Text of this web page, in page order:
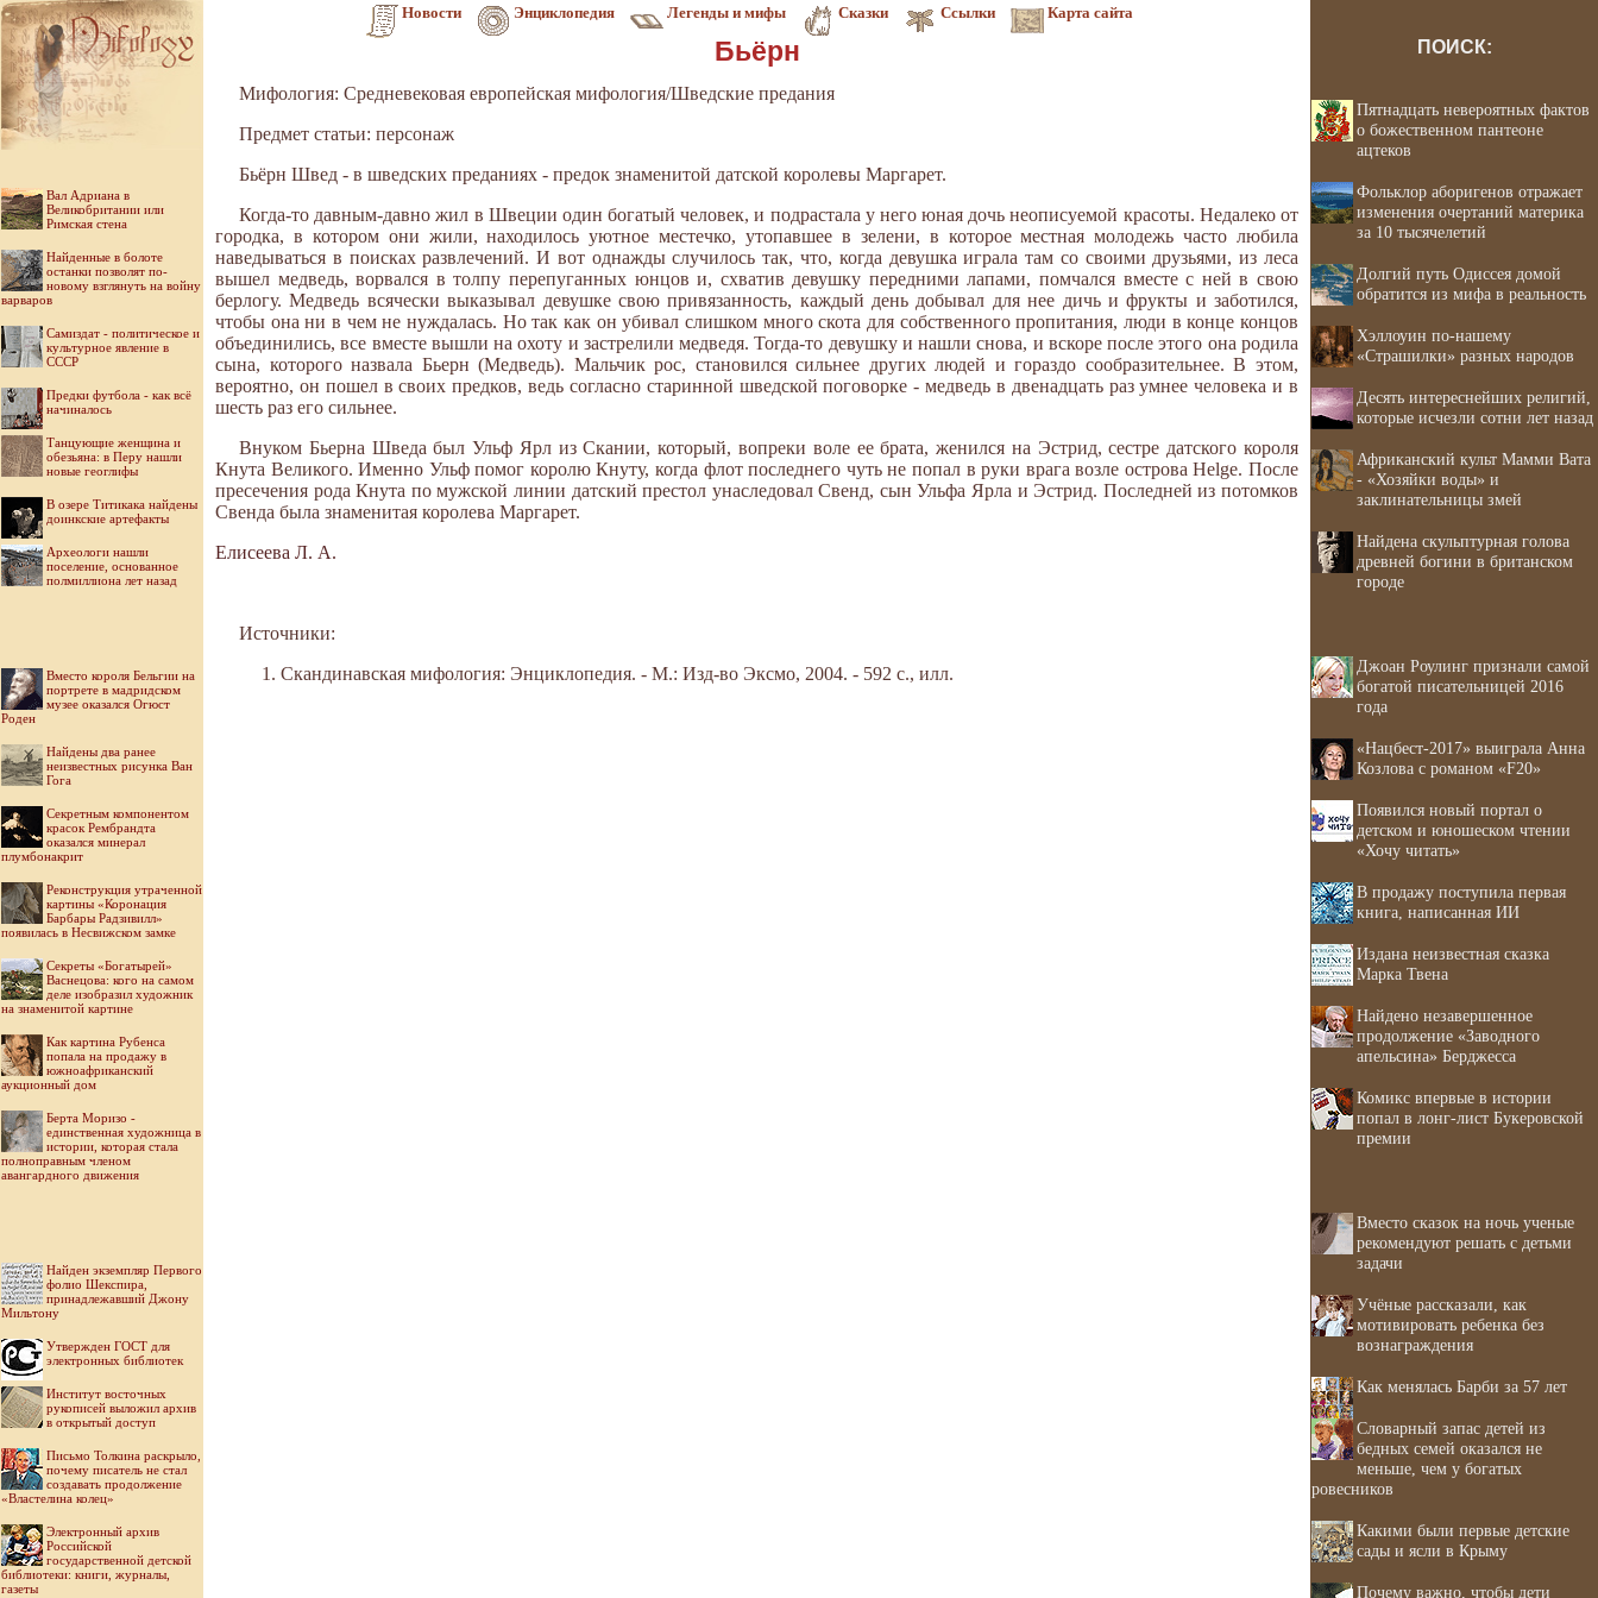
Новости Энциклопедия Легенды и мифы Сказки Ссылки Карта сайта
Вал Адриана в
Великобритании или
Римская стена
Найденные в болоте
останки позволят по-
новому взглянуть на войну
варваров
Самиздат - политическое и
культурное явление в
СССР
Предки футбола - как всё
начиналось
Танцующие женщина и
обезьяна: в Перу нашли
новые геоглифы
В озере Титикака найдены
доинкские артефакты
Археологи нашли
поселение, основанное
полмиллиона лет назад
Вместо короля Бельгии на
портрете в мадридском
музее оказался Огюст
Роден
Найдены два ранее
неизвестных рисунка Ван
Гога
Секретным компонентом
красок Рембрандта
оказался минерал
плумбонакрит
Реконструкция утраченной
картины «Коронация
Барбары Радзивилл»
появилась в Несвижском замке
Секреты «Богатырей»
Васнецова: кого на самом
деле изобразил художник
на знаменитой картине
Как картина Рубенса
попала на продажу в
южноафриканский
аукционный дом
Берта Моризо -
единственная художница в
истории, которая стала
полноправным членом
авангардного движения
Найден экземпляр Первого
фолио Шекспира,
принадлежавший Джону
Мильтону
Утвержден ГОСТ для
электронных библиотек
Институт восточных
рукописей выложил архив
в открытый доступ
Письмо Толкина раскрыло,
почему писатель не стал
создавать продолжение
«Властелина колец»
Электронный архив
Российской
государственной детской
библиотеки: книги, журналы,
газеты
Бьёрн
Мифология: Средневековая европейская мифология/Шведские предания
Предмет статьи: персонаж
Бьёрн Швед - в шведских преданиях - предок знаменитой датской королевы Маргарет.
Когда-то давным-давно жил в Швеции один богатый че­ловек, и подрастала у него юная дочь неописуемой красоты. Недалеко от
городка, в котором они жили, находилось уют­ное местечко, утопавшее в зелени, в которое местная моло­дежь часто любила
наведываться в поисках развлечений. И вот однажды случилось так, что, когда девушка играла там со своими друзьями, из леса
вышел медведь, ворвался в тол­пу перепуганных юнцов и, схватив девушку передними ла­пами, помчался вместе с ней в свою
берлогу. Медведь вся­чески выказывал девушке свою привязанность, каждый день добывал для нее дичь и фрукты и заботился,
чтобы она ни в чем не нуждалась. Но так как он убивал слишком много ско­та для собственного пропитания, люди в конце концов
объе­динились, все вместе вышли на охоту и застрелили медве­дя. Тогда-то девушку и нашли снова, и вскоре после этого она родила
сына, которого назвала Бьерн (Медведь). Маль­чик рос, становился сильнее других людей и гораздо сооб­разительнее. В этом,
вероятно, он пошел в своих предков, ведь согласно старинной шведской поговорке - медведь в двенадцать раз умнее человека и в
шесть раз его сильнее.
Внуком Бьерна Шведа был Ульф Ярл из Скании, который, во­преки воле ее брата, женился на Эстрид, сестре датского короля
Кнута Вели­кого. Именно Ульф помог королю Кнуту, когда флот после­днего чуть не попал в руки врага возле острова Helge. После
пресечения рода Кнута по мужской линии дат­ский престол унаследовал Свенд, сын Ульфа Ярла и Эстрид. Последней из потомков
Свенда была знаменитая коро­лева Маргарет.
Елисеева Л. А.
Источники:
Скандинавская мифология: Энциклопедия. - М.: Изд-во Эксмо, 2004. - 592 с., илл.
ПОИСК:
Пятнадцать невероятных фактов
о божественном пантеоне
ацтеков
Фольклор аборигенов отражает
изменения очертаний материка
за 10 тысячелетий
Долгий путь Одиссея домой
обратится из мифа в реальность
Хэллоуин по-нашему
«Страшилки» разных народов
Десять интереснейших религий,
которые исчезли сотни лет назад
Африканский культ Мамми Вата
- «Хозяйки воды» и
заклинательницы змей
Найдена скульптурная голова
древней богини в британском
городе
Джоан Роулинг признали самой
богатой писательницей 2016
года
«Нацбест-2017» выиграла Анна
Козлова с романом «F20»
Появился новый портал о
детском и юношеском чтении
«Хочу читать»
В продажу поступила первая
книга, написанная ИИ
Издана неизвестная сказка
Марка Твена
Найдено незавершенное
продолжение «Заводного
апельсина» Берджесса
Комикс впервые в истории
попал в лонг-лист Букеровской
премии
Вместо сказок на ночь ученые
рекомендуют решать с детьми
задачи
Учёные рассказали, как
мотивировать ребенка без
вознаграждения
Как менялась Барби за 57 лет
Словарный запас детей из
бедных семей оказался не
меньше, чем у богатых
ровесников
Какими были первые детские
сады и ясли в Крыму
Почему важно, чтобы дети